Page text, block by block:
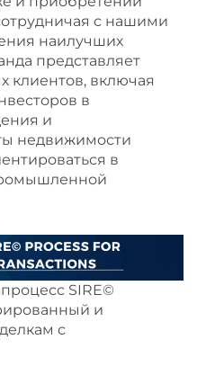
с нашими
наилучших
представляет
клиентов, включая
в
и
недвижимости
в
SIRE©
и
с